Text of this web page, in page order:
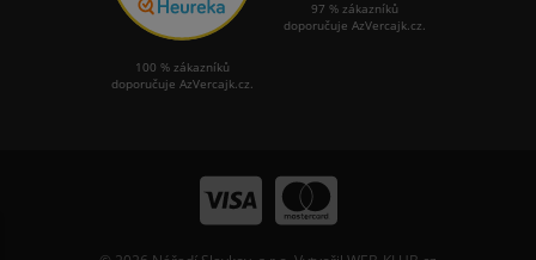
100 % zákazníků
doporučuje AzVercajk.cz.
97 % zákazníků
doporučuje AzVercajk.cz.